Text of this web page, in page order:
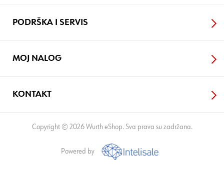
PODRŠKA I SERVIS
MOJ NALOG
KONTAKT
Copyright © 2026 Wurth eShop. Sva prava su zadržana.
Powered by